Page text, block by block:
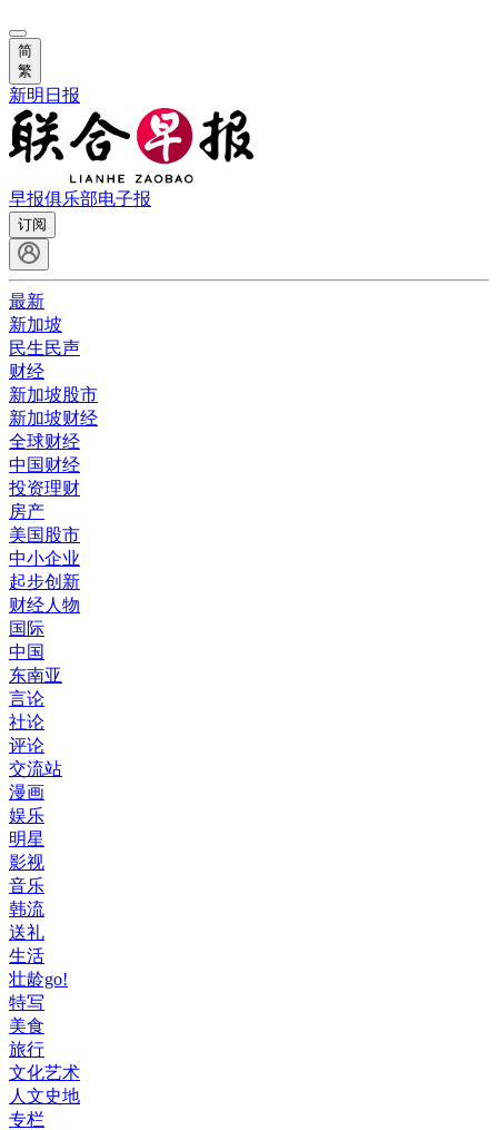
简
繁
新明日报
早报俱乐部电子报
订阅
最新
新加坡
民生民声
财经
新加坡股市
新加坡财经
全球财经
中国财经
投资理财
房产
美国股市
中小企业
起步创新
财经人物
国际
中国
东南亚
言论
社论
评论
交流站
漫画
娱乐
明星
影视
音乐
韩流
送礼
生活
壮龄go!
特写
美食
旅行
文化艺术
人文史地
专栏